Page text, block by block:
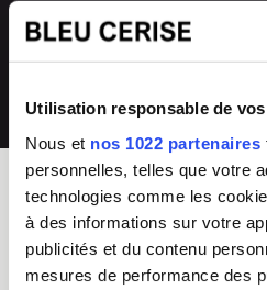
Utilisation responsable de
Nous et nos 1022 partenaires
personnelles, telles que votre
technologies comme les
à des informations sur votre
publicités et du contenu
mesures de performance des
notre SAV 04 66 35 94 97
💰
Prix imbattables
les moins chers en France
BLEU
Enseigne